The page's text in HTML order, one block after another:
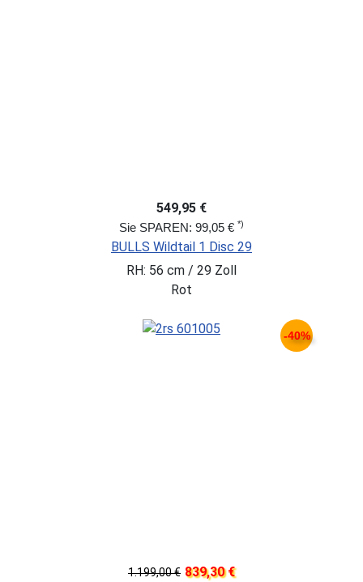
549,95 €
Sie SPAREN: 99,05 € *)
BULLS Wildtail 1 Disc 29
RH: 56 cm / 29 Zoll
Rot
-40%
1.199,00 € 839,30 €